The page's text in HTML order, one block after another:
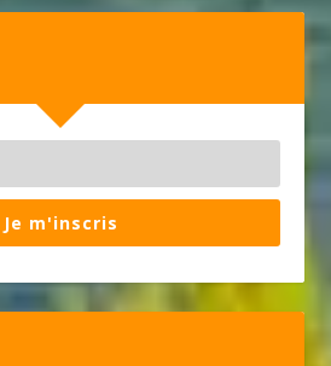
Je m'inscris